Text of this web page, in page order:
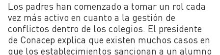
Los padres han comenzado a tomar un rol cada
vez más activo en cuanto a la gestión de
conflictos dentro de los colegios. El presidente
de Conacep explica que existen muchos casos en
que los establecimientos sancionan a un alumno